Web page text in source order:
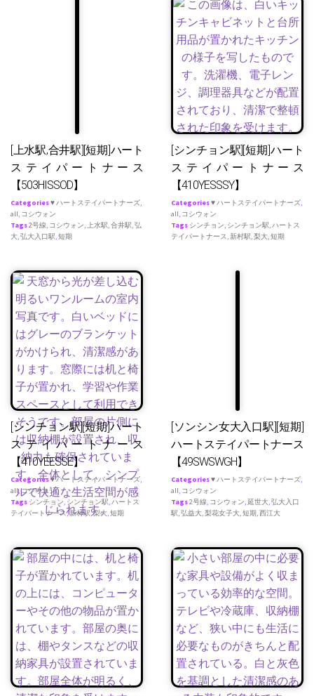
[上水駅,合井駅][短期]ハート
ステイパートナース
【503HISSOD】
Categories♥ ハートステイパートナーズ,
all, コシウォン
Tags2号線, コシウォン, 上水駅,合井駅,弘
大,弘大入口駅,短期
[シンチョン駅][短期]ハート
ステイパートナース
【410YESSSY】
Categories♥ ハートステイパートナーズ,
all, コシウォン
Tags シンチョン, シンチョン駅,ハートス
テイパートナース,新村駅,梨大,短期
[シンチョン駅][短期]ハート
ステイパートナース
【410YEESSE】
Categories♥ ハートステイパートナーズ,
all,コシウォン
Tags シンチョン, シンチョン駅,ハートス
テイパートナース,新村駅,梨大,短期
[ソンシン女大入口駅][短期]
ハートステイパートナース
【49SWSWGH】
Categories♥ ハートステイパートナーズ,
all, コシウォン
Tags2号線, コシウォン,延世大,弘大入口
駅,弘益大,梨花女子大,短期,西江大